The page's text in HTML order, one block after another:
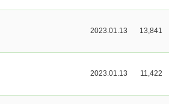
2023.01.13 13,841
2023.01.13 11,422